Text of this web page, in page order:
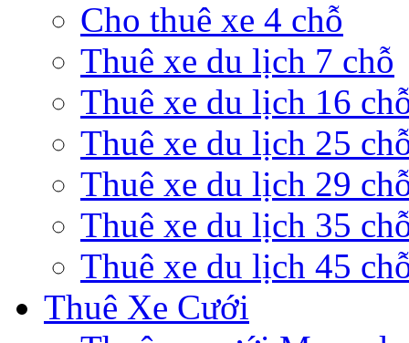
Cho thuê xe 4 chỗ
Thuê xe du lịch 7 chỗ
Thuê xe du lịch 16
Thuê xe du lịch 25
Thuê xe du lịch 29
Thuê xe du lịch 35
Thuê xe du lịch 45
Thuê Xe Cưới